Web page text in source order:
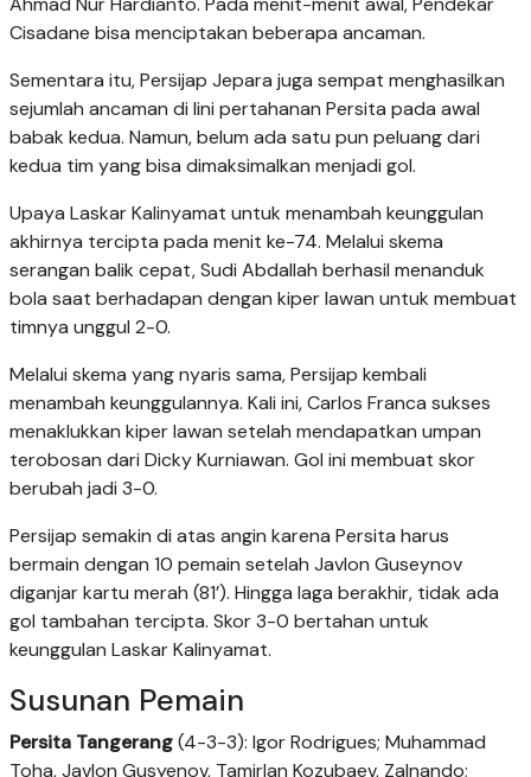
Cisadane bisa menciptakan beberapa ancaman.
Sementara itu, Persijap Jepara juga sempat menghasilkan
sejumlah ancaman di lini pertahanan Persita pada awal
babak kedua. Namun, belum ada satu pun peluang dari
kedua tim yang bisa dimaksimalkan menjadi gol.
Upaya Laskar Kalinyamat untuk menambah keunggulan
akhirnya tercipta pada menit ke-74. Melalui skema
serangan balik cepat, Sudi Abdallah berhasil menanduk
bola saat berhadapan dengan kiper lawan untuk membuat
timnya unggul 2-0.
Melalui skema yang nyaris sama, Persijap kembali
menambah keunggulannya. Kali ini, Carlos Franca sukses
menaklukkan kiper lawan setelah mendapatkan umpan
terobosan dari Dicky Kurniawan. Gol ini membuat skor
berubah jadi 3-0.
Persijap semakin di atas angin karena Persita harus
bermain dengan 10 pemain setelah Javlon Guseynov
diganjar kartu merah (81’). Hingga laga berakhir, tidak ada
gol tambahan tercipta. Skor 3-0 bertahan untuk
keunggulan Laskar Kalinyamat.
Susunan Pemain
Persita Tangerang(4-3-3): Igor Rodrigues; Muhammad
Toha, Javlon Gusyenov, Tamirlan Kozubaev, Zalnando;